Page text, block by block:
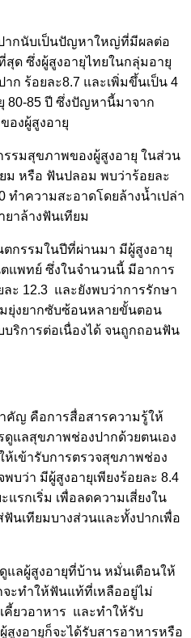
ากนับเป็นปัญหาใหญ่ที่มีผลต่อ
ด ซึ่งผู้สูงอายุไทยในกลุ่มอายุ
ก ร้อยละ8.7 และเพิ่มขึ้นเป็น 4
80-85 ปี ซึ่งปัญหานี้มาจาก
องผู้สูงอายุ
รมสุขภาพของผู้สูงอายุ ในส่วน
ม หรือ ฟันปลอม พบว่าร้อยละ
ทำความสะอาดโดยล้างน้ำเปล่า
ยาล้างฟันเทียม
กรรมในปีที่ผ่านมา มีผู้สูงอายุ
แพทย์ ซึ่งในจำนวนนี้ มีอาการ
ละ 12.3 และยังพบว่าการรักษา
ยุ่งยากซับซ้อนหลายขั้นตอน
ริการต่อเนื่องได้ จนถูกถอนฟัน
คัญ คือการสื่อสารความรู้ให้
ดูแลสุขภาพช่องปากด้วยตนเอง
เข้ารับการตรวจสุขภาพช่อง
บว่า มีผู้สูงอายุเพียงร้อยละ 8.4
แรกเริ่ม เพื่อลดความเสี่ยงใน
นเทียมบางส่วนและทั้งปากเพื่อ
ลผู้สูงอายุที่บ้าน หมั่นเตือนให้
ะทำให้ฟันแท้ที่เหลืออยู่ไม่
คี้ยวอาหาร และทำให้รับ
งอายุก็จะได้รับสารอาหารหรือ